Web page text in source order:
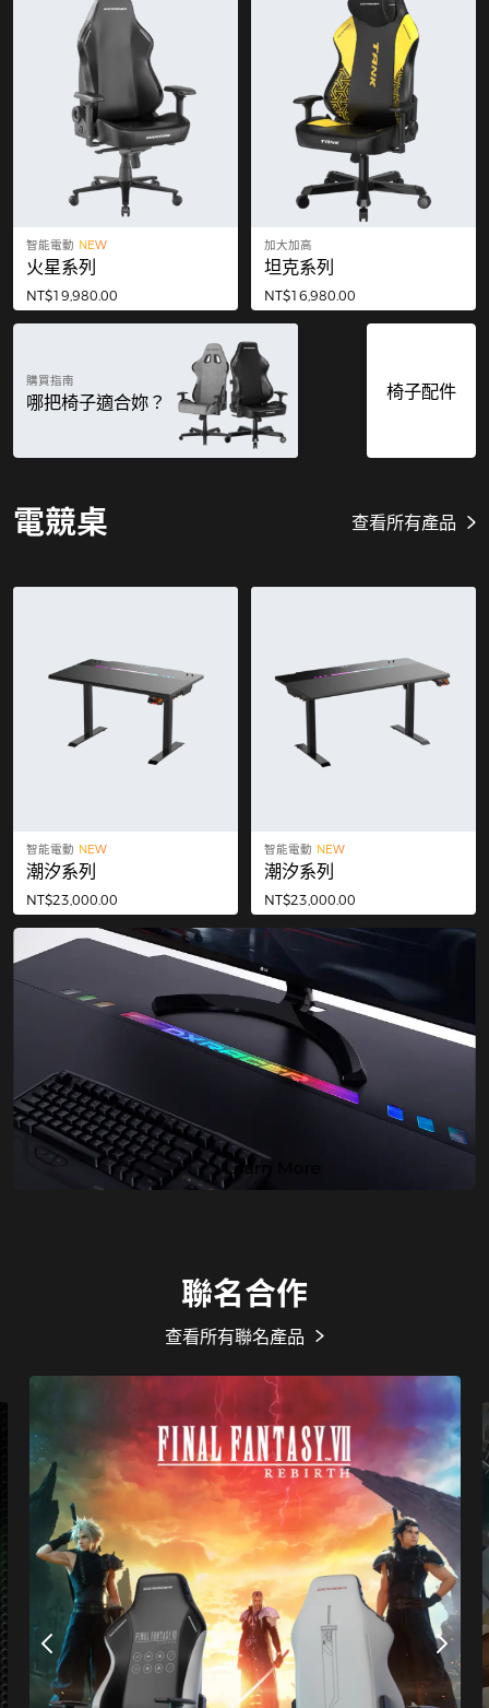
智能電動 NEW
火星系列
NT$19,980.00
加大加高
坦克系列
NT$16,980.00
購買指南
哪把椅子適合妳？ 椅子配件
電競桌 查看所有產品
智能電動 NEW
潮汐系列
NT$23,000.00
智能電動 NEW
潮汐系列
NT$23,000.00
聯名合作
查看所有聯名產品